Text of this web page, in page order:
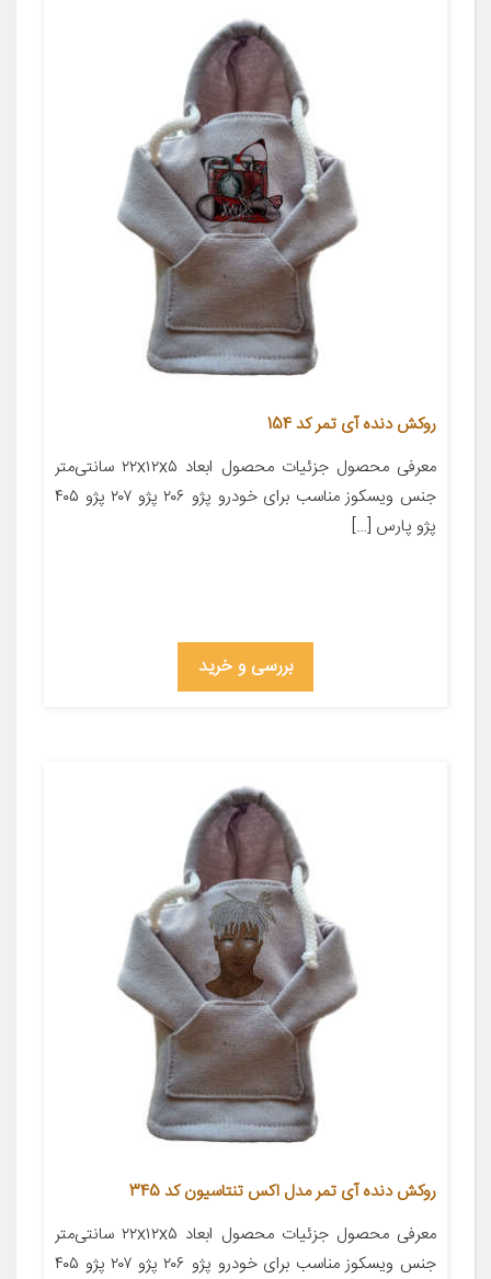
روکش دنده آی تمر کد 154
معرفی محصول جزئیات محصول ابعاد ۲۲x۱۲x۵ سانتی‌متر
جنس ویسکوز مناسب برای خودرو پژو ۲۰۶ پژو ۲۰۷ پژو ۴۰۵
پژو پارس […]
بررسی و خرید
روکش دنده آی تمر مدل اکس تنتاسیون کد 345
معرفی محصول جزئیات محصول ابعاد ۲۲x۱۲x۵ سانتی‌متر
جنس ویسکوز مناسب برای خودرو پژو ۲۰۶ پژو ۲۰۷ پژو ۴۰۵